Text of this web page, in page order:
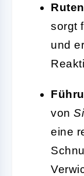
sorgt
und
von
eine